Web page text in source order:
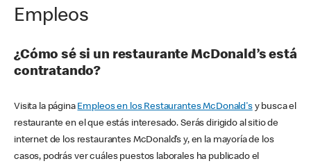
Empleos
¿Cómo sé si un restaurante McDonald’s está
contratando?
Visita la página Empleos en los Restaurantes McDonald'sy busca el
restaurante en el que estás interesado. Serás dirigido al sitio de
internet de los restaurantes McDonald’s y, en la mayoría de los
casos, podrás ver cuáles puestos laborales ha publicado el